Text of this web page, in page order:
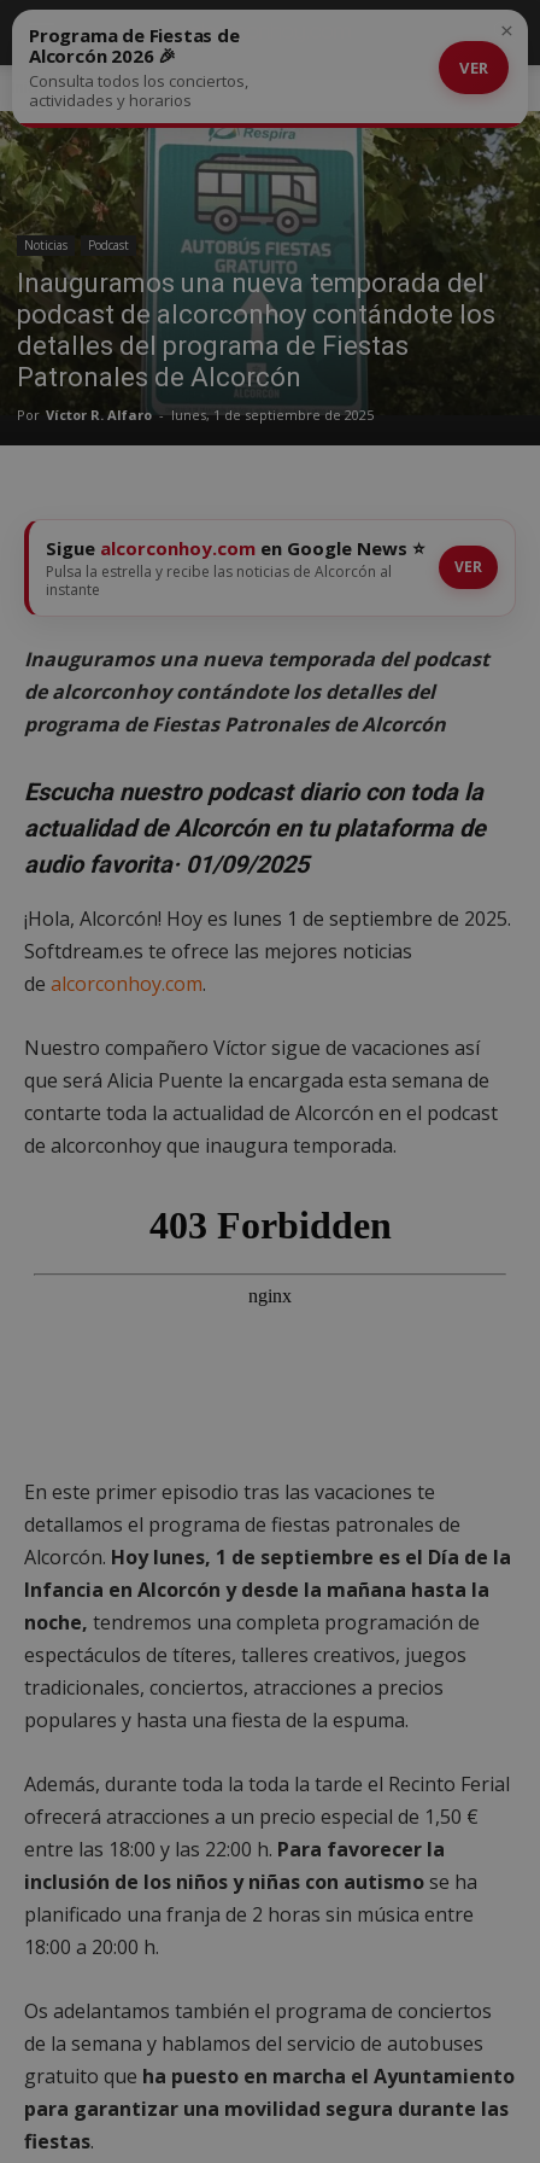
Inicio Noticias
Noticias Podcast
Inauguramos una nueva temporada del
podcast de alcorconhoy contándote los
detalles del programa de Fiestas
Patronales de Alcorcón
Por Víctor R. Alfaro - lunes, 1 de septiembre de 2025
Programa de Fiestas de
Alcorcón 2026 🎉
Consulta todos los conciertos,
actividades y horarios
VER
×
Sigue alcorconhoy.com en Google News ⭐
Pulsa la estrella y recibe las noticias de Alcorcón al
instante
VER
Inauguramos una nueva temporada del podcast
de alcorconhoy contándote los detalles del
programa de Fiestas Patronales de Alcorcón
Escucha nuestro podcast diario con toda la
actualidad de Alcorcón en tu plataforma de
audio favorita· 01/09/2025
¡Hola, Alcorcón! Hoy es lunes 1 de septiembre de 2025.
Softdream.es te ofrece las mejores noticias
de alcorconhoy.com.
Nuestro compañero Víctor sigue de vacaciones así
que será Alicia Puente la encargada esta semana de
contarte toda la actualidad de Alcorcón en el podcast
de alcorconhoy que inaugura temporada.
En este primer episodio tras las vacaciones te
detallamos el programa de fiestas patronales de
Alcorcón. Hoy lunes, 1 de septiembre es el Día de la
Infancia en Alcorcón y desde la mañana hasta la
noche, tendremos una completa programación de
espectáculos de títeres, talleres creativos, juegos
tradicionales, conciertos, atracciones a precios
populares y hasta una fiesta de la espuma.
Además, durante toda la toda la tarde el Recinto Ferial
ofrecerá atracciones a un precio especial de 1,50 €
entre las 18:00 y las 22:00 h. Para favorecer la
inclusión de los niños y niñas con autismose ha
planificado una franja de 2 horas sin música entre
18:00 a 20:00 h.
Os adelantamos también el programa de conciertos
de la semana y hablamos del servicio de autobuses
gratuito que ha puesto en marcha el Ayuntamiento
para garantizar una movilidad segura durante las
fiestas.